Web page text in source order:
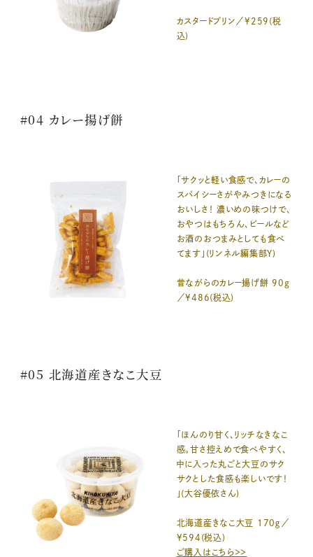
カスタードプリン／¥259(税
込)
#04 カレー揚げ餅
「サクッと軽い食感で、カレーの
スパイシーさがやみつきになる
おいしさ！ 濃いめの味つけで、
おやつはもちろん、ビールなど
お酒のおつまみとしても食べ
てます」(リンネル編集部Y)
昔ながらのカレー揚げ餅 90g
／¥486(税込)
#05 北海道産きなこ大豆
「ほんのり甘く、リッチなきなこ
感。甘さ控えめで食べやすく、
中に入った丸ごと大豆のサク
サクとした食感も楽しいです！
」(大谷優依さん)
北海道産きなこ大豆 170ｇ／
¥594(税込)
ご購入はこちら＞＞